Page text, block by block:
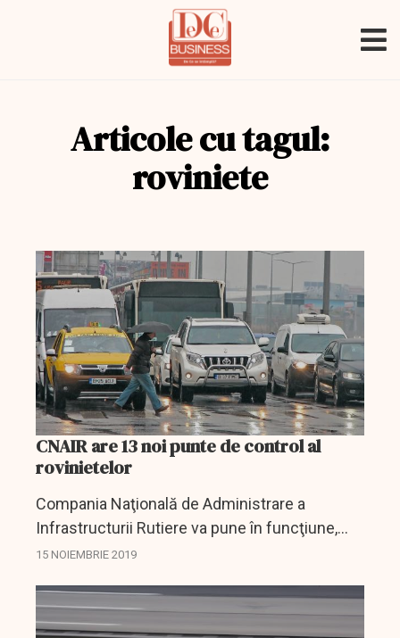
Articole cu tagul:
roviniete
CNAIR are 13 noi punte de control al
rovinietelor
Compania Naţională de Administrare a
Infrastructurii Rutiere va pune în funcţiune,
începând de vineri, 13 noi puncte fixe de
cărora vor fi...
15 NOIEMBRIE 2019